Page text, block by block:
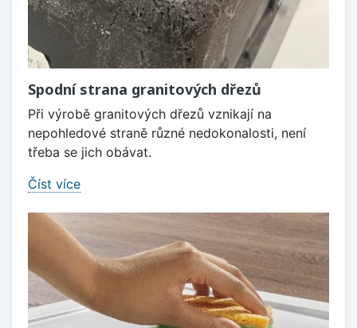
Spodní strana granitových dřezů
Při výrobě granitových dřezů vznikají na
nepohledové straně různé nedokonalosti, není
třeba se jich obávat.
Číst více